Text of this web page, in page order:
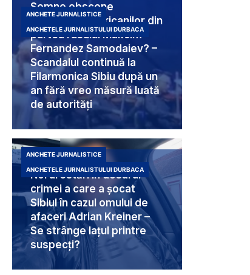
Semne obscene
destinate americanilor din
partea rusului Makcim
Fernandez Samodaiev? –
Scandalul continuă la
Filarmonica Sibiu după un
an fără vreo măsură luată
de autorități
ANCHETE JURNALISTICE
ANCHETELE JURNALISTULUI DURBACA
Noi arestări în dosarul
crimei a care a șocat
Sibiul în cazul omului de
afaceri Adrian Kreiner –
Se strânge lațul printre
suspecți?
ANCHETE JURNALISTICE
ANCHETELE JURNALISTULUI DURBACA